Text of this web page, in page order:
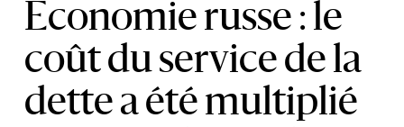
Économie russe : le
coût du service de la
dette a été multiplié